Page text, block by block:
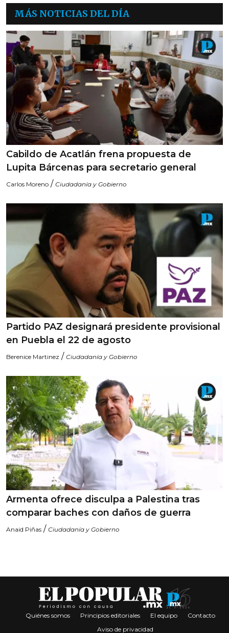
MÁS NOTICIAS DEL DÍA
Cabildo de Acatlán frena propuesta de
Lupita Bárcenas para secretario general
Carlos Moreno / Ciudadanía y Gobierno
Partido PAZ designará presidente provisional
en Puebla el 22 de agosto
Berenice Martinez / Ciudadanía y Gobierno
Armenta ofrece disculpa a Palestina tras
comparar baches con daños de guerra
Anaid Piñas / Ciudadanía y Gobierno
Quiénes somos Principios editoriales El equipo
Contacto
Aviso de privacidad